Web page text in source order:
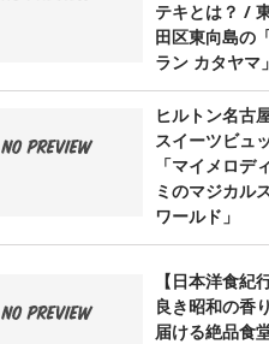
テキとは？ /
田区東向島の
ラン カタヤマ」
ヒルトン名古
スイーツビュ
「マイメロデ
ミのマジカル
ワールド」
【日本洋食紀
良き昭和の香
届ける絶品食